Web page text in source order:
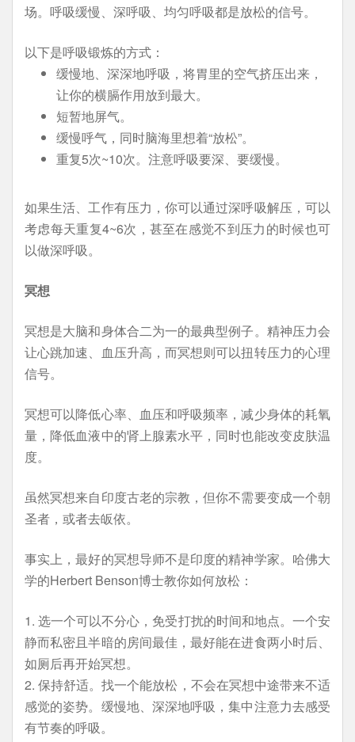
场。呼吸缓慢、深呼吸、均匀呼吸都是放松的信号。
以下是呼吸锻炼的方式：
缓慢地、深深地呼吸，将胃里的空气挤压出来，
让你的横膈作用放到最大。
短暂地屏气。
缓慢呼气，同时脑海里想着“放松”。
重复5次~10次。注意呼吸要深、要缓慢。
如果生活、工作有压力，你可以通过深呼吸解压，可以
考虑每天重复4~6次，甚至在感觉不到压力的时候也可
以做深呼吸。
冥想
冥想是大脑和身体合二为一的最典型例子。精神压力会
让心跳加速、血压升高，而冥想则可以扭转压力的心理
信号。
冥想可以降低心率、血压和呼吸频率，减少身体的耗氧
量，降低血液中的肾上腺素水平，同时也能改变皮肤温
度。
虽然冥想来自印度古老的宗教，但你不需要变成一个朝
圣者，或者去皈依。
事实上，最好的冥想导师不是印度的精神学家。哈佛大
学的Herbert Benson博士教你如何放松：
1. 选一个可以不分心，免受打扰的时间和地点。一个安
静而私密且半暗的房间最佳，最好能在进食两小时后、
如厕后再开始冥想。
2. 保持舒适。找一个能放松，不会在冥想中途带来不适
感觉的姿势。缓慢地、深深地呼吸，集中注意力去感受
有节奏的呼吸。